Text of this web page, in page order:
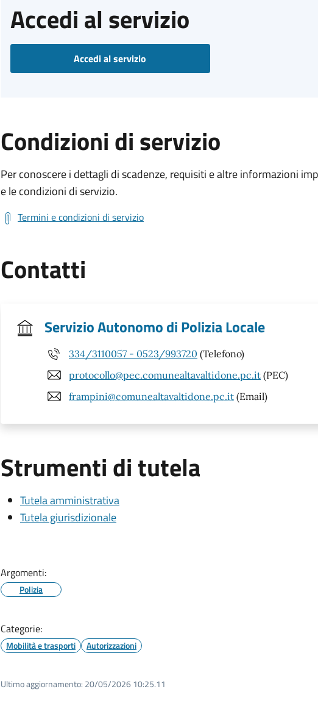
Accedi al servizio
Accedi al servizio
Condizioni di servizio
Per conoscere i dettagli di scadenze, requisiti e altre informazioni
e le condizioni di servizio.
Termini e condizioni di servizio
Contatti
Servizio Autonomo di Polizia Locale
334/3110057 - 0523/993720 (Telefono)
protocollo@pec.comunealtavaltidone.pc.it (PEC)
frampini@comunealtavaltidone.pc.it (Email)
Strumenti di tutela
Tutela amministrativa
Tutela giurisdizionale
Argomenti:
Polizia
Categorie:
Mobilità e trasporti Autorizzazioni
Ultimo aggiornamento: 20/05/2026 10:25.11